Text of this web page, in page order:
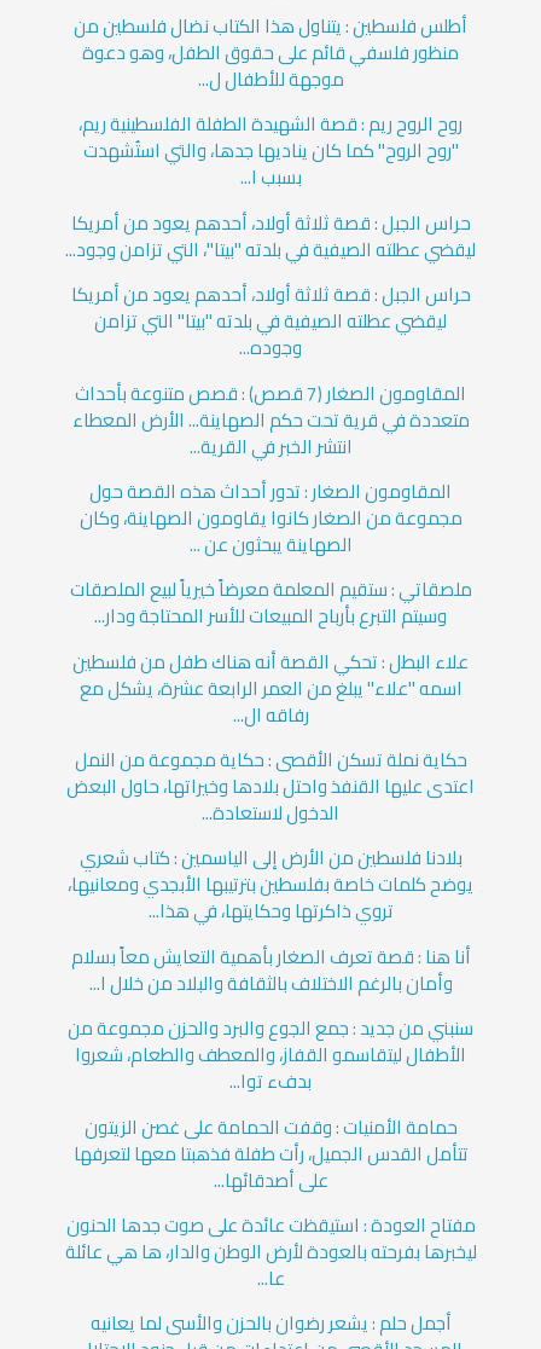
أطلس فلسطين : يتناول هذا الكتاب نضال فلسطين من
منظور فلسفي قائم على حقوق الطفل، وهو دعوة
موجهة للأطفال ل...
روح الروح ريم : قصة الشهيدة الطفلة الفلسطينية ريم،
"روح الروح" كما كان يناديها جدها، والتي استُشهدت
بسبب ا...
حراس الجبل : قصة ثلاثة أولاد، أحدهم يعود من أمريكا
ليقضي عطلته الصيفية في بلدته "بيتا"، التي تزامن وجود...
حراس الجبل : قصة ثلاثة أولاد، أحدهم يعود من أمريكا
ليقضي عطلته الصيفية في بلدته "بيتا" التي تزامن
وجوده...
المقاومون الصغار (7 قصص) : قصص متنوعة بأحداث
متعددة في قرية تحت حكم الصهاينة... الأرض المعطاء
انتشر الخبر في القرية...
المقاومون الصغار : تدور أحداث هذه القصة حول
مجموعة من الصغار كانوا يقاومون الصهاينة، وكان
الصهاينة يبحثون عن ...
ملصقاتي : ستقيم المعلمة معرضاً خيرياً لبيع الملصقات
وسيتم التبرع بأرباح المبيعات للأسر المحتاجة ودار...
علاء البطل : تحكي القصة أنه هناك طفل من فلسطين
اسمه "علاء" يبلغ من العمر الرابعة عشرة، يشكل مع
رفاقه ال...
حكاية نملة تسكن الأقصى : حكاية مجموعة من النمل
اعتدى عليها القنفذ واحتل بلادها وخيراتها، حاول البعض
الدخول لاستعادة...
بلادنا فلسطين من الأرض إلى الياسمين : كتاب شعري
يوضح كلمات خاصة بفلسطين بترتيبها الأبجدي ومعانيها،
تروي ذاكرتها وحكايتها، في هذا...
أنا هنا : قصة تعرف الصغار بأهمية التعايش معاً بسلام
وأمان بالرغم الاختلاف بالثقافة والبلاد من خلال ا...
سنبني من جديد : جمع الجوع والبرد والحزن مجموعة من
الأطفال ليتقاسمو القفاز، والمعطف والطعام، شعروا
بدفء توا...
حمامة الأمنيات : وقفت الحمامة على غصن الزيتون
تتأمل القدس الجميل، رأت طفلة فذهبتا معها لتعرفها
على أصدقائها...
مفتاح العودة : استيقظت عائدة على صوت جدها الحنون
ليخبرها بفرحته بالعودة لأرض الوطن والدار، ها هي عائلة
عا...
أجمل حلم : يشعر رضوان بالحزن والأسى لما يعانيه